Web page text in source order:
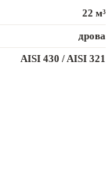
22 м³
дрова
AISI 430 / AISI 321